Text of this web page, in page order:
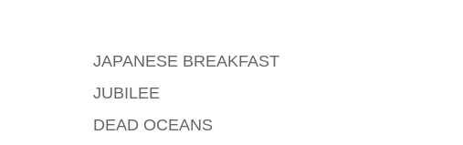
JAPANESE BREAKFAST
JUBILEE
DEAD OCEANS